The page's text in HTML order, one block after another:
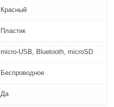
Красный
Пластик
micro-USB, Bluetooth, microSD
Беспроводное
Да